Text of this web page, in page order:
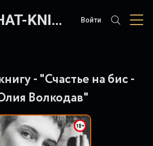
SLUSHAT-KNIGI.COM Войти
- "Счастье на бис -
Волкодав"